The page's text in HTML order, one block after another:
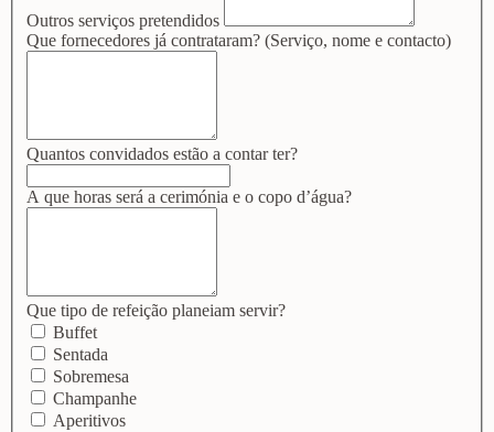
Outros serviços pretendidos
Que fornecedores já contrataram? (Serviço, nome e contacto)
Quantos convidados estão a contar ter?
A que horas será a cerimónia e o copo d’água?
Que tipo de refeição planeiam servir?
Buffet
Sentada
Sobremesa
Champanhe
Aperitivos